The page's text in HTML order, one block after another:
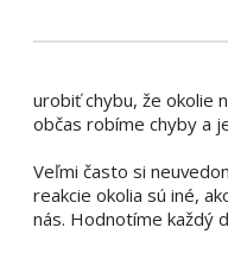
urobiť chybu, že okolie
občas robíme chyby a
Veľmi často si
reakcie okolia sú iné,
nás. Hodnotíme každý